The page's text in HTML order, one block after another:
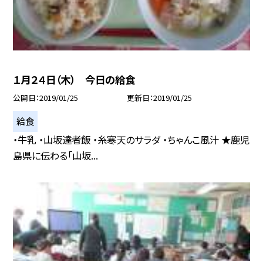
１月２４日（木） 今日の給食
公開日 2019/01/25 更新日 2019/01/25
給食
・牛乳 ・山坂達者飯 ・糸寒天のサラダ ・ちゃんこ風汁 ★鹿児
島県に伝わる「山坂...